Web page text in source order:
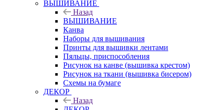
ВЫШИВАНИЕ
Назад
ВЫШИВАНИЕ
Канва
Наборы для вышивания
Принты для вышивки лентами
Пяльцы, приспособления
Рисунок на канве (вышивка крестом)
Рисунок на ткани (вышивка бисером)
Схемы на бумаге
ДЕКОР
Назад